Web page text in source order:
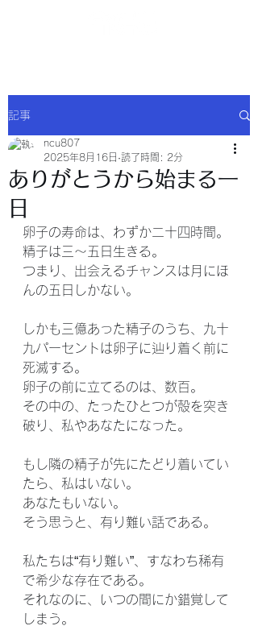
記事
ありがとうから始まる一
日
ncu807
2025年8月16日 読了時間: 2分
卵子の寿命は、わずか二十四時間。
精子は三〜五日生きる。
つまり、出会えるチャンスは月にほ
んの五日しかない。
しかも三億あった精子のうち、九十
九パーセントは卵子に辿り着く前に
死滅する。
卵子の前に立てるのは、数百。
その中の、たったひとつが殻を突き
破り、私やあなたになった。
もし隣の精子が先にたどり着いてい
たら、私はいない。
あなたもいない。
そう思うと、有り難い話である。
私たちは“有り難い”、すなわち稀有
で希少な存在である。
それなのに、いつの間にか錯覚して
しまう。